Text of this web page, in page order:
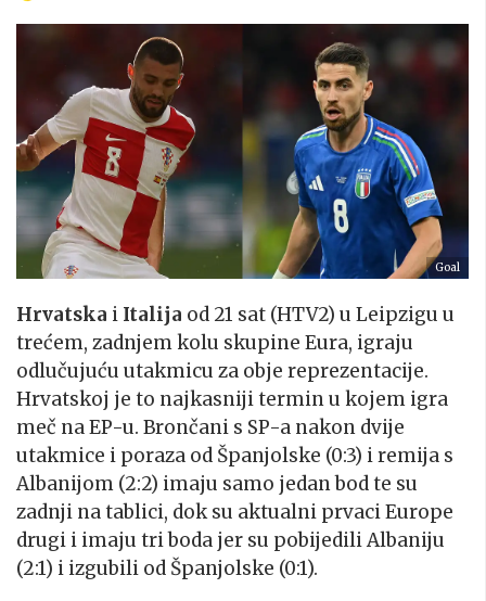
Goal
Hrvatska i Italija od 21 sat (HTV2) u Leipzigu u
trećem, zadnjem kolu skupine Eura, igraju
odlučujuću utakmicu za obje reprezentacije.
Hrvatskoj je to najkasniji termin u kojem igra
meč na EP-u. Brončani s SP-a nakon dvije
utakmice i poraza od Španjolske (0:3) i remija s
Albanijom (2:2) imaju samo jedan bod te su
zadnji na tablici, dok su aktualni prvaci Europe
drugi i imaju tri boda jer su pobijedili Albaniju
(2:1) i izgubili od Španjolske (0:1).